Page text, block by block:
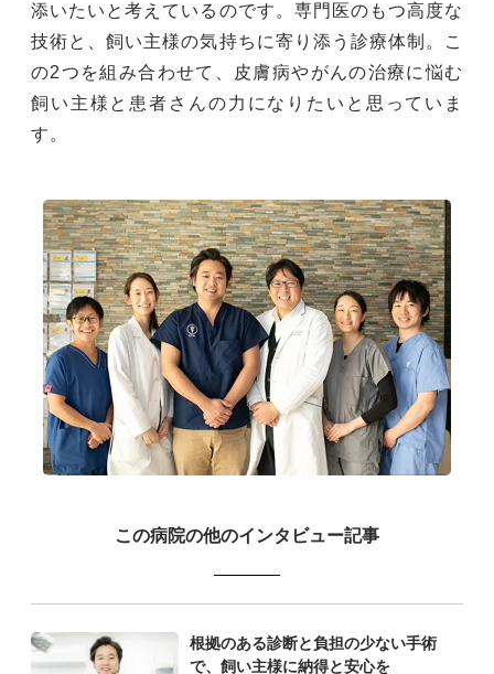
添いたいと考えているのです。専門医のもつ高度な
技術と、飼い主様の気持ちに寄り添う診療体制。こ
の2つを組み合わせて、皮膚病やがんの治療に悩む
飼い主様と患者さんの力になりたいと思っていま
す。
この病院の他のインタビュー記事
根拠のある診断と負担の少ない手術
で、飼い主様に納得と安心を